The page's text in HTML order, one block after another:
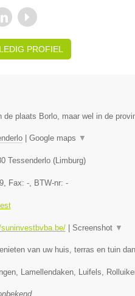
PROFIEL
de plaats Borlo, maar wel in de
| Google maps ▼
Tessenderlo(Limburg)
, Fax: -, BTW-nr: -
| Screenshot ▼
van uw huis, terras en tuin
Lamellendaken, Luifels,